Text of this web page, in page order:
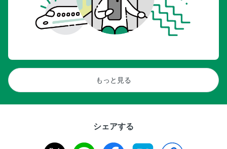
もっと見る
シェアする